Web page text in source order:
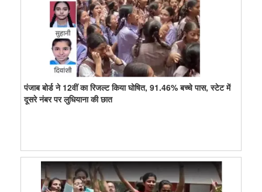
पंजाब बोर्ड ने 12वीं का रिजल्ट किया घोषित, 91.46% बच्चे पास, स्टेट में
दूसरे नंबर पर लुधियाना की छात